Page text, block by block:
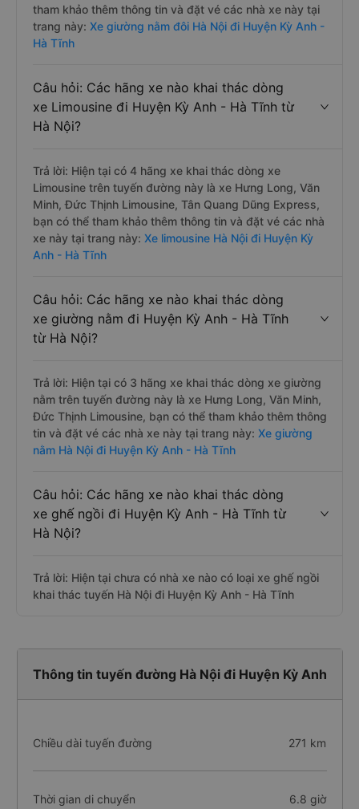
tham khảo thêm thông tin và đặt vé các nhà xe này tại
trang này: Xe giường nằm đôi Hà Nội đi Huyện Kỳ Anh -
Hà Tĩnh
Câu hỏi: Các hãng xe nào khai thác dòng
xe Limousine đi Huyện Kỳ Anh - Hà Tĩnh từ
Hà Nội?
Trả lời: Hiện tại có 4 hãng xe khai thác dòng xe
Limousine trên tuyến đường này là xe Hưng Long, Văn
Minh, Đức Thịnh Limousine, Tân Quang Dũng Express,
bạn có thể tham khảo thêm thông tin và đặt vé các nhà
xe này tại trang này: Xe limousine Hà Nội đi Huyện Kỳ
Anh - Hà Tĩnh
Câu hỏi: Các hãng xe nào khai thác dòng
xe giường nằm đi Huyện Kỳ Anh - Hà Tĩnh
từ Hà Nội?
Trả lời: Hiện tại có 3 hãng xe khai thác dòng xe giường
nằm trên tuyến đường này là xe Hưng Long, Văn Minh,
Đức Thịnh Limousine, bạn có thể tham khảo thêm thông
tin và đặt vé các nhà xe này tại trang này: Xe giường
nằm Hà Nội đi Huyện Kỳ Anh - Hà Tĩnh
Câu hỏi: Các hãng xe nào khai thác dòng
xe ghế ngồi đi Huyện Kỳ Anh - Hà Tĩnh từ
Hà Nội?
Trả lời: Hiện tại chưa có nhà xe nào có loại xe ghế ngồi
khai thác tuyến Hà Nội đi Huyện Kỳ Anh - Hà Tĩnh
Thông tin tuyến đường Hà Nội đi Huyện Kỳ Anh
Chiều dài tuyến đường 271 km
Thời gian di chuyển 6.8 giờ